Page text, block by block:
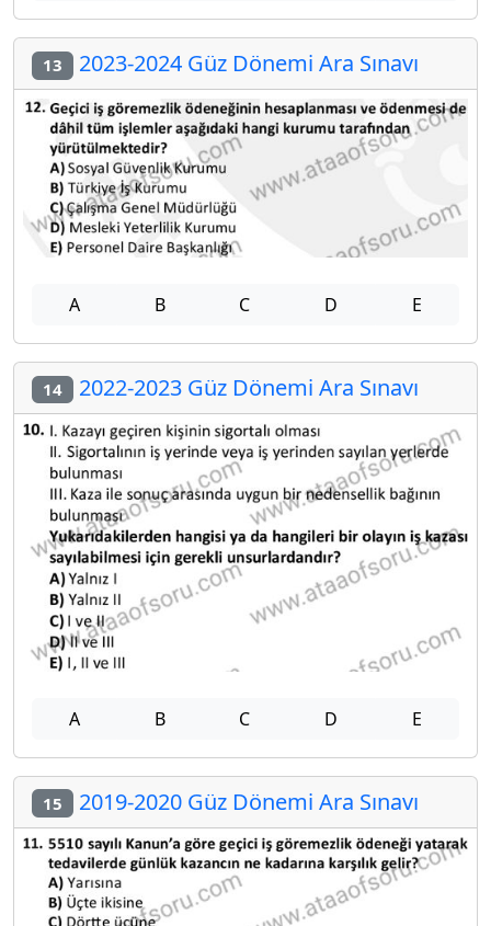
13 2023-2024 Güz Dönemi Ara Sınavı
A B C D E
14 2022-2023 Güz Dönemi Ara Sınavı
A B C D E
15 2019-2020 Güz Dönemi Ara Sınavı